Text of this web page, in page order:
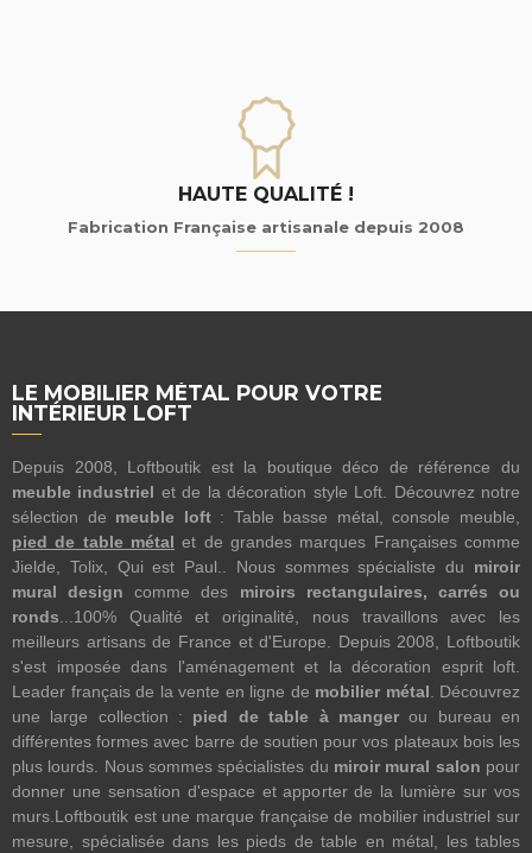
HAUTE QUALITÉ !
Fabrication Française artisanale depuis 2008
LE MOBILIER MÉTAL POUR VOTRE
INTÉRIEUR LOFT
Depuis 2008, Loftboutik est la boutique déco de référence du
meuble industriel et de la décoration style Loft. Découvrez notre
sélection de meuble loft: Table basse métal, console meuble,
pied de table métal et de grandes marques Françaises comme
Jielde, Tolix, Qui est Paul.. Nous sommes spécialiste du miroir
mural design comme des miroirs rectangulaires, carrés ou
ronds ...100% Qualité et originalité, nous travaillons avec les
meilleurs artisans de France et d'Europe. Depuis 2008, Loftboutik
s'est imposée dans l'aménagement et la décoration esprit loft.
Leader français de la vente en ligne de mobilier métal . Découvrez
une large collection : pied de table à mangerou bureau en
différentes formes avec barre de soutien pour vos plateaux bois les
plus lourds. Nous sommes spécialistes du miroir mural salon pour
donner une sensation d'espace et apporter de la lumière sur vos
murs.Loftboutik est une marque française de mobilier industriel sur
mesure, spécialisée dans les pieds de table en métal, les tables